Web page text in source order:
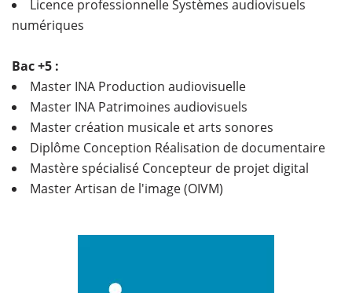
Licence professionnelle Systèmes audiovisuels
numériques
Bac +5 :
Master INA Production audiovisuelle
Master INA Patrimoines audiovisuels
Master création musicale et arts sonores
Diplôme Conception Réalisation de documentaire
Mastère spécialisé Concepteur de projet digital
Master Artisan de l'image (OIVM)